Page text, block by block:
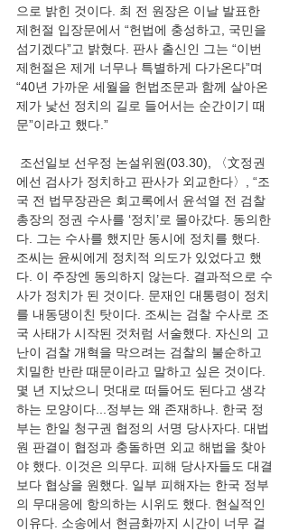
으로 밝힌 것이다. 최 전 원장은 이날 발표한
제헌절 입장문에서 “헌법에 충성하고, 국민을
섬기겠다”고 밝혔다. 판사 출신인 그는 “이번
제헌절은 제게 너무나 특별하게 다가온다”며
“40년 가까운 세월을 헌법조문과 함께 살아온
제가 낯선 정치의 길로 들어서는 순간이기 때
문”이라고 했다.”
조선일보 선우정 논설위원(03.30), 〈文정권
에선 검사가 정치하고 판사가 외교한다〉, “조
국 전 법무장관은 회고록에서 윤석열 전 검찰
총장의 정권 수사를 ‘정치’로 몰아갔다. 동의한
다. 그는 수사를 했지만 동시에 정치를 했다.
조씨는 윤씨에게 정치적 의도가 있었다고 했
다. 이 주장엔 동의하지 않는다. 결과적으로 수
사가 정치가 된 것이다. 문재인 대통령이 정치
를 내동댕이친 탓이다. 조씨는 검찰 수사로 조
국 사태가 시작된 것처럼 서술했다. 자신의 고
난이 검찰 개혁을 막으려는 검찰의 불순하고
치밀한 반란 때문이라고 말하고 싶은 것이다.
몇 년 지났으니 멋대로 떠들어도 된다고 생각
하는 모양이다...정부는 왜 존재하나. 한국 정
부는 한일 청구권 협정의 서명 당사자다. 대법
원 판결이 협정과 충돌하면 외교 해법을 찾아
야 했다. 이것은 의무다. 피해 당사자들도 대결
보다 협상을 원했다. 일부 피해자는 한국 정부
의 무대응에 항의하는 시위도 했다. 현실적인
이유다. 소송에서 현금화까지 시간이 너무 걸